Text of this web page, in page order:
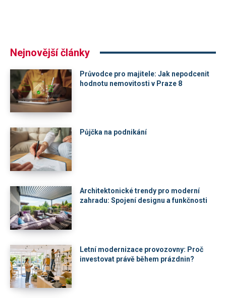
Nejnovější články
Průvodce pro majitele: Jak nepodcenit
hodnotu nemovitosti v Praze 8
Půjčka na podnikání
Architektonické trendy pro moderní
zahradu: Spojení designu a funkčnosti
Letní modernizace provozovny: Proč
investovat právě během prázdnin?